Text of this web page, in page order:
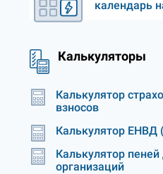
календарь
Калькуляторы
Калькулятор
взносов
Калькулятор ЕНВД
Калькулятор пеней
организаций